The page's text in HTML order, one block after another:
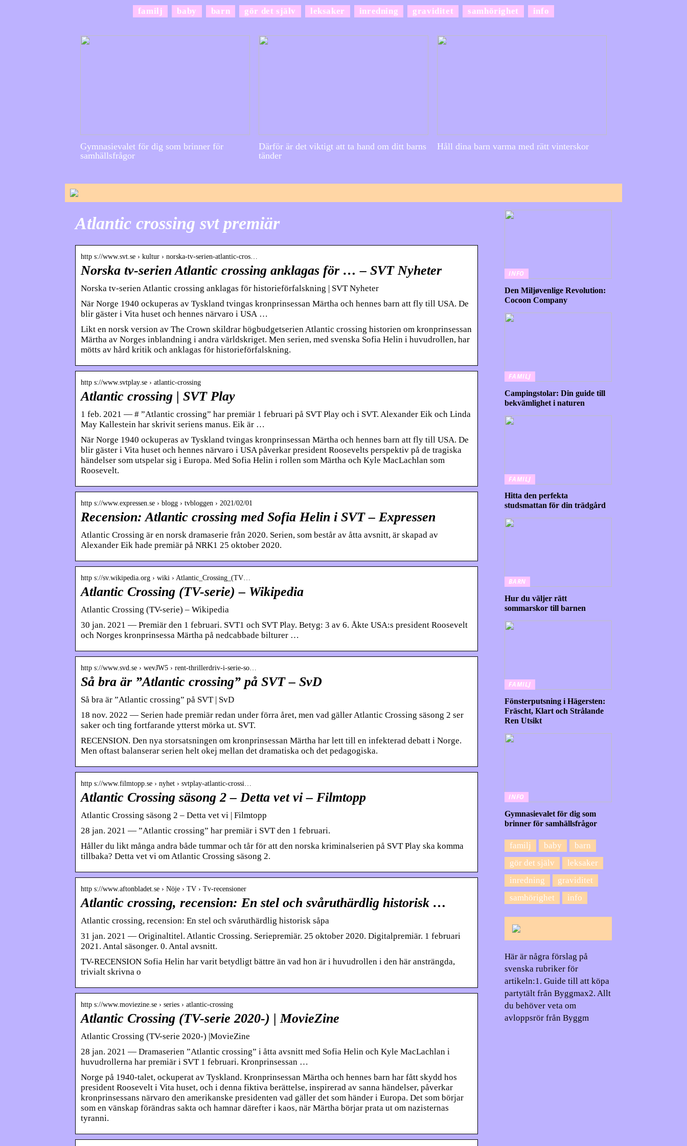
familj baby barn gör det själv leksaker inredning graviditet samhörighet info
Gymnasievalet för dig som brinner för
samhällsfrågor
Därför är det viktigt att ta hand om ditt barns
tänder
Håll dina barn varma med rätt vinterskor
Atlantic crossing svt premiär
http s://www.svt.se › kultur › norska-tv-serien-atlantic-cros…
Norska tv-serien Atlantic crossing anklagas för … – SVT Nyheter
Norska tv-serien Atlantic crossing anklagas för historieförfalskning | SVT Nyheter
När Norge 1940 ockuperas av Tyskland tvingas kronprinsessan Märtha och hennes barn att fly till USA. De
blir gäster i Vita huset och hennes närvaro i USA …
Likt en norsk version av The Crown skildrar högbudgetserien Atlantic crossing historien om kronprinsessan
Märtha av Norges inblandning i andra världskriget. Men serien, med svenska Sofia Helin i huvudrollen, har
mötts av hård kritik och anklagas för historieförfalskning.
http s://www.svtplay.se › atlantic-crossing
Atlantic crossing | SVT Play
1 feb. 2021 — # ”Atlantic crossing” har premiär 1 februari på SVT Play och i SVT. Alexander Eik och Linda
May Kallestein har skrivit seriens manus. Eik är …
När Norge 1940 ockuperas av Tyskland tvingas kronprinsessan Märtha och hennes barn att fly till USA. De
blir gäster i Vita huset och hennes närvaro i USA påverkar president Roosevelts perspektiv på de tragiska
händelser som utspelar sig i Europa. Med Sofia Helin i rollen som Märtha och Kyle MacLachlan som
Roosevelt.
http s://www.expressen.se › blogg › tvbloggen › 2021/02/01
Recension: Atlantic crossing med Sofia Helin i SVT – Expressen
Atlantic Crossing är en norsk dramaserie från 2020. Serien, som består av åtta avsnitt, är skapad av
Alexander Eik hade premiär på NRK1 25 oktober 2020.
http s://sv.wikipedia.org › wiki › Atlantic_Crossing_(TV…
Atlantic Crossing (TV-serie) – Wikipedia
Atlantic Crossing (TV-serie) – Wikipedia
30 jan. 2021 — Premiär den 1 februari. SVT1 och SVT Play. Betyg: 3 av 6. Åkte USA:s president Roosevelt
och Norges kronprinsessa Märtha på nedcabbade bilturer …
http s://www.svd.se › wevJW5 › rent-thrillerdriv-i-serie-so…
Så bra är ”Atlantic crossing” på SVT – SvD
Så bra är ”Atlantic crossing” på SVT | SvD
18 nov. 2022 — Serien hade premiär redan under förra året, men vad gäller Atlantic Crossing säsong 2 ser
saker och ting fortfarande ytterst mörka ut. SVT.
RECENSION. Den nya storsatsningen om kronprinsessan Märtha har lett till en infekterad debatt i Norge.
Men oftast balanserar serien helt okej mellan det dramatiska och det pedagogiska.
http s://www.filmtopp.se › nyhet › svtplay-atlantic-crossi…
Atlantic Crossing säsong 2 – Detta vet vi – Filmtopp
Atlantic Crossing säsong 2 – Detta vet vi | Filmtopp
28 jan. 2021 — ”Atlantic crossing” har premiär i SVT den 1 februari.
Håller du likt många andra både tummar och tår för att den norska kriminalserien på SVT Play ska komma
tillbaka? Detta vet vi om Atlantic Crossing säsong 2.
http s://www.aftonbladet.se › Nöje › TV › Tv-recensioner
Atlantic crossing, recension: En stel och svåruthärdlig historisk …
Atlantic crossing, recension: En stel och svåruthärdlig historisk såpa
31 jan. 2021 — Originaltitel. Atlantic Crossing. Seriepremiär. 25 oktober 2020. Digitalpremiär. 1 februari
2021. Antal säsonger. 0. Antal avsnitt.
TV-RECENSION Sofia Helin har varit betydligt bättre än vad hon är i huvudrollen i den här ansträngda,
trivialt skrivna o
http s://www.moviezine.se › series › atlantic-crossing
Atlantic Crossing (TV-serie 2020-) | MovieZine
Atlantic Crossing (TV-serie 2020-) |MovieZine
28 jan. 2021 — Dramaserien ”Atlantic crossing” i åtta avsnitt med Sofia Helin och Kyle MacLachlan i
huvudrollerna har premiär i SVT 1 februari. Kronprinsessan …
Norge på 1940-talet, ockuperat av Tyskland. Kronprinsessan Märtha och hennes barn har fått skydd hos
president Roosevelt i Vita huset, och i denna fiktiva berättelse, inspirerad av sanna händelser, påverkar
kronprinsessans närvaro den amerikanske presidenten vad gäller det som händer i Europa. Det som börjar
som en vänskap förändras sakta och hamnar därefter i kaos, när Märtha börjar prata ut om nazisternas
tyranni.
INFO
Den Miljøvenlige Revolution:
Cocoon Company
FAMILJ
Campingstolar: Din guide till
bekvämlighet i naturen
FAMILJ
Hitta den perfekta
studsmattan för din trädgård
BARN
Hur du väljer rätt
sommarskor till barnen
FAMILJ
Fönsterputsning i Hägersten:
Fräscht, Klart och Strålande
Ren Utsikt
INFO
Gymnasievalet för dig som
brinner för samhällsfrågor
familj baby
barn
gör det själv
leksaker
inredning
graviditet
samhörighet
info
Här är några förslag på
svenska rubriker för
artikeln:1. Guide till att köpa
partytält från Byggmax2. Allt
du behöver veta om
avloppsrör från Byggm